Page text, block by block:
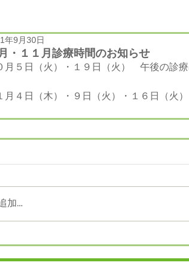
・１１月診療時間のお知らせ
年9月30日
月５日（火）・１９日（火）　午後の診
月４日（木）・９日（火）・１６日（火
加…